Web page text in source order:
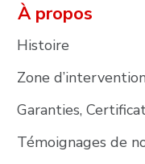
À propos
Histoire
Zone
Garanties,
Témoignages de